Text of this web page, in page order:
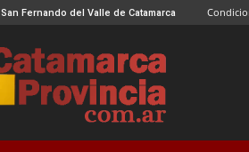
San Fernando del Valle de Catamarca